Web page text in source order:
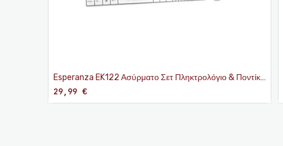
Esperanza EK122 Ασύρματο Σετ Πληκτρολόγιο & Ποντίκι
Αγγλικό US Λευκό
29,99€